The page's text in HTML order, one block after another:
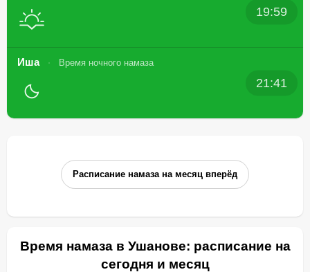
19:59
Иша Время ночного намаза
21:41
Расписание намаза на месяц вперёд
Время намаза в Ушанове: расписание на
сегодня и месяц